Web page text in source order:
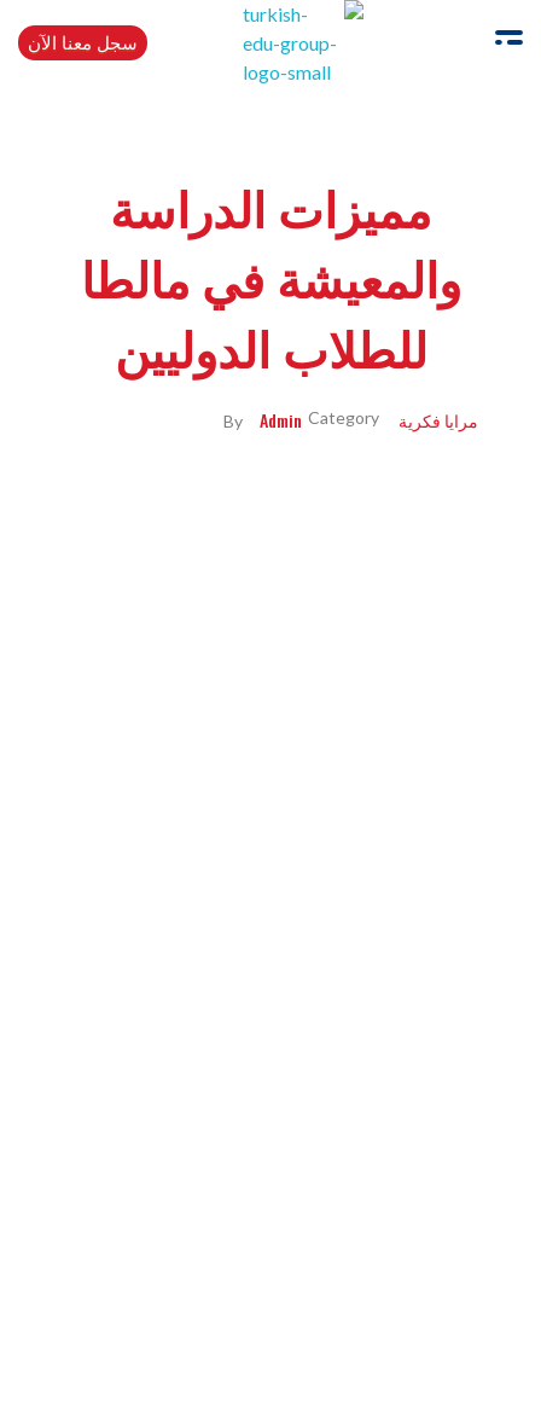
سجل معنا الآن
مميزات الدراسة
والمعيشة في مالطا
للطلاب الدوليين
By Admin مرايا فكرية